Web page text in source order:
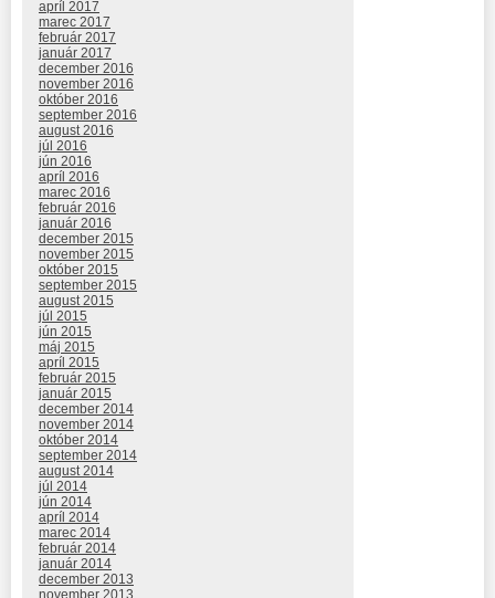
apríl 2017
marec 2017
február 2017
január 2017
december 2016
november 2016
október 2016
september 2016
august 2016
júl 2016
jún 2016
apríl 2016
marec 2016
február 2016
január 2016
december 2015
november 2015
október 2015
september 2015
august 2015
júl 2015
jún 2015
máj 2015
apríl 2015
február 2015
január 2015
december 2014
november 2014
október 2014
september 2014
august 2014
júl 2014
jún 2014
apríl 2014
marec 2014
február 2014
január 2014
december 2013
november 2013